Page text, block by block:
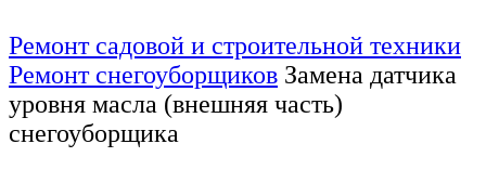
Ремонт садовой и строительной техники
Ремонт снегоуборщиков Замена датчика
уровня масла (внешняя часть)
снегоуборщика